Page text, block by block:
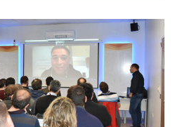
trabajo llena de actividades
de negocios en toda la
la industria de la